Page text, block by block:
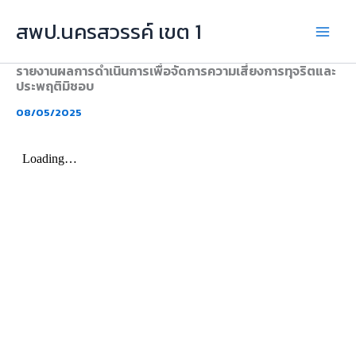
สพป.นครสวรรค์ เขต 1
รายงานผลการดำเนินการเพื่อจัดการความเสี่ยงการทุจริตและ
ประพฤติมิชอบ
08/05/2025